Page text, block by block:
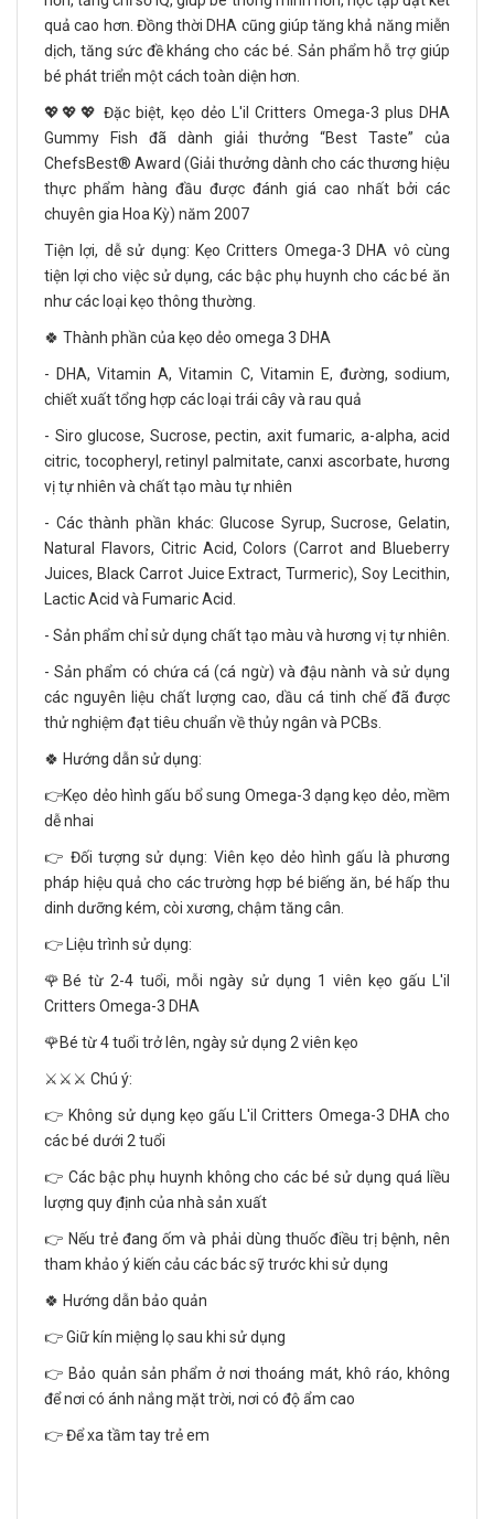
quả cao hơn. Đồng thời DHA cũng giúp tăng khả năng miễn
dịch, tăng sức đề kháng cho các bé. Sản phẩm hỗ trợ giúp
bé phát triển một cách toàn diện hơn.
💖💖💖 Đặc biệt, kẹo dẻo L'il Critters Omega-3 plus DHA
Gummy Fish đã dành giải thưởng “Best Taste” của
ChefsBest® Award (Giải thưởng dành cho các thương hiệu
thực phẩm hàng đầu được đánh giá cao nhất bởi các
chuyên gia Hoa Kỳ) năm 2007
Tiện lợi, dễ sử dụng: Kẹo Critters Omega-3 DHA vô cùng
tiện lợi cho việc sử dụng, các bậc phụ huynh cho các bé ăn
như các loại kẹo thông thường.
🍀 Thành phần của kẹo dẻo omega 3 DHA
- DHA, Vitamin A, Vitamin C, Vitamin E, đường, sodium,
chiết xuất tổng hợp các loại trái cây và rau quả
- Siro glucose, Sucrose, pectin, axit fumaric, a-alpha, acid
citric, tocopheryl, retinyl palmitate, canxi ascorbate, hương
vị tự nhiên và chất tạo màu tự nhiên
- Các thành phần khác: Glucose Syrup, Sucrose, Gelatin,
Natural Flavors, Citric Acid, Colors (Carrot and Blueberry
Juices, Black Carrot Juice Extract, Turmeric), Soy Lecithin,
Lactic Acid và Fumaric Acid.
- Sản phẩm chỉ sử dụng chất tạo màu và hương vị tự nhiên.
- Sản phẩm có chứa cá (cá ngừ) và đậu nành và sử dụng
các nguyên liệu chất lượng cao, dầu cá tinh chế đã được
thử nghiệm đạt tiêu chuẩn về thủy ngân và PCBs.
🍀 Hướng dẫn sử dụng:
👉Kẹo dẻo hình gấu bổ sung Omega-3 dạng kẹo dẻo, mềm
dễ nhai
👉 Đối tượng sử dụng: Viên kẹo dẻo hình gấu là phương
pháp hiệu quả cho các trường hợp bé biếng ăn, bé hấp thu
dinh dưỡng kém, còi xương, chậm tăng cân.
👉 Liệu trình sử dụng:
🌹Bé từ 2-4 tuổi, mỗi ngày sử dụng 1 viên kẹo gấu L'il
Critters Omega-3 DHA
🌹Bé từ 4 tuổi trở lên, ngày sử dụng 2 viên kẹo
⚔️⚔️⚔️ Chú ý:
👉 Không sử dụng kẹo gấu L'il Critters Omega-3 DHA cho
các bé dưới 2 tuổi
👉 Các bậc phụ huynh không cho các bé sử dụng quá liều
lượng quy định của nhà sản xuất
👉 Nếu trẻ đang ốm và phải dùng thuốc điều trị bệnh, nên
tham khảo ý kiến cảu các bác sỹ trước khi sử dụng
🍀 Hướng dẫn bảo quản
👉 Giữ kín miệng lọ sau khi sử dụng
👉 Bảo quản sản phẩm ở nơi thoáng mát, khô ráo, không
để nơi có ánh nắng mặt trời, nơi có độ ẩm cao
👉 Để xa tầm tay trẻ em